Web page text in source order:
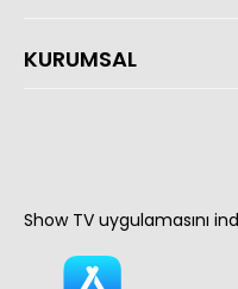
KURUMSAL
Show TV uygulamasını